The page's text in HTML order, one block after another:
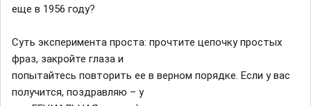
еще в 1956 году?
Суть эксперимента проста: прочтите цепочку простых
фраз, закройте глаза и
попытайтесь повторить ее в верном порядке. Если у вас
получится, поздравляю – у